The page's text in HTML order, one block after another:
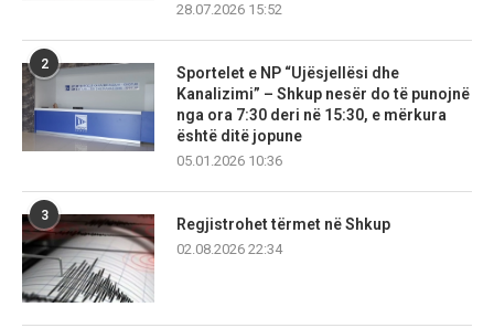
28.07.2026 15:52
2
Sportelet e NP “Ujësjellësi dhe
Kanalizimi” – Shkup nesër do të punojnë
nga ora 7:30 deri në 15:30, e mërkura
është ditë jopune
05.01.2026 10:36
3
Regjistrohet tërmet në Shkup
02.08.2026 22:34